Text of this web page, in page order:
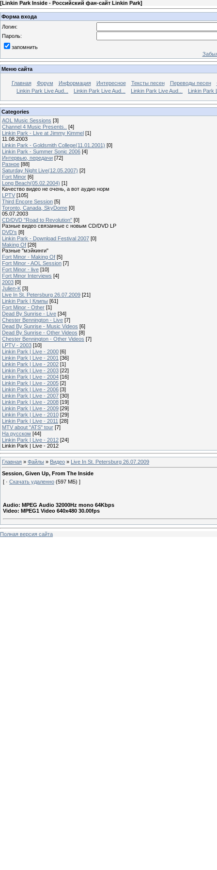
[Linkin Park Inside - Российский фан-сайт Linkin Park]
Форма входа
Логин:
Пароль:
запомнить
Меню сайта
Главная Форум Информация Интересное Тексты песен Переводы песен
Linkin Park Live Aud...
Linkin Park Live Aud... Linkin Park Live Aud... Linkin Park
Categories
AOL Music Sessions [3]
Channel 4 Music Presents..
[4]
Linkin Park - Live at Jimmy Kimmel [1]
11.08.2003
Linkin Park - Goldsmith College(11.01.2001) [0]
Linkin Park - Summer Sonic 2006 [4]
Интервью, передачи [72]
Разное [88]
Saturday Night Live(12.05.2007) [2]
Fort Minor [6]
Long Beach(05.02.2004) [1]
Качество видео не очень, а вот аудио норм
LPTV [105]
Third Encore Session [5]
Toronto, Canada, SkyDome [0]
05.07.2003
CD/DVD "Road to Revolution" [0]
Разные видео связанные с новым CD/DVD LP
DVD's [8]
Linkin Park - Download Festival 2007 [0]
Making Of [28]
Разные "мэйкинги"
Fort Minor - Making Of [5]
Fort Minor - AOL Session [7]
Fort Minor - live [10]
Fort Minor Interviews [4]
2003 [0]
Julien-K [3]
Live In St. Petersburg 26.07.2009 [21]
Linkin Park | Клипы [61]
Fort Minor - Other [1]
Dead By Sunrise - Live [34]
Chester Bennington - Live [7]
Dead By Sunrise - Music Videos [6]
Dead By Sunrise - Other Videos [8]
Chester Bennington - Other Videos [7]
LPTV - 2003 [10]
Linkin Park | Live - 2000 [6]
Linkin Park | Live - 2001 [36]
Linkin Park | Live - 2002 [1]
Linkin Park | Live - 2003 [22]
Linkin Park | Live - 2004 [16]
Linkin Park | Live - 2005 [2]
Linkin Park | Live - 2006 [3]
Linkin Park | Live - 2007 [30]
Linkin Park | Live - 2008 [19]
Linkin Park | Live - 2009 [29]
Linkin Park | Live - 2010 [29]
Linkin Park | Live - 2011 [28]
MTV about "ATS" tour [7]
На русском [44]
Linkin Park | Live - 2012 [24]
Linkin Park | Live - 2012
Главная » Файлы » Видео » Live In St. Petersburg 26.07.2009
Session, Given Up, From The Inside
[ · Скачать удаленно (597 МБ) ]
Audio: MPEG Audio 32000Hz mono 64Kbps
Video: MPEG1 Video 640x480 30.00fps
Полная версия сайта